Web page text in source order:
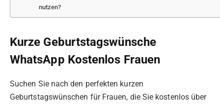
nutzen?
Kurze Geburtstagswünsche
WhatsApp Kostenlos Frauen
Suchen Sie nach den perfekten kurzen
Geburtstagswünschen für Frauen, die Sie kostenlos über